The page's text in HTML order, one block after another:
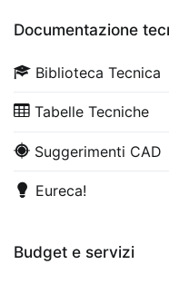
Documentazione
Biblioteca Tecnica
Tabelle Tecniche
Suggerimenti CAD
Eureca!
Budget e servizi